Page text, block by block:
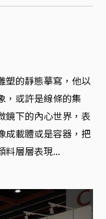
塑的靜態摹寫，他以
，或許是線條的集
鏡下的內心世界，表
成載體或是容器，把
料層層表現...